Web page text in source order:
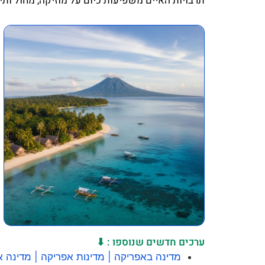
ערכים חדשים שנוספו : ⬇
מדינה באפריקה | מדינות אפריקה | מדינה